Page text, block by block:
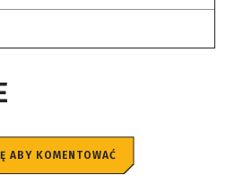
ABY KOMENTOWAĆ